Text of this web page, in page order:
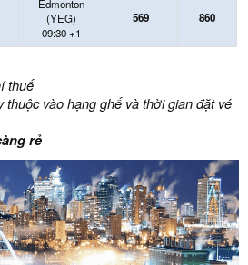
Edmonton
(YEG)
09:30 +1
569 860
thuế
thuộc vào hạng ghế và thời gian đặt vé
rẻ